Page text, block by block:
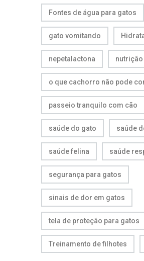
Fontes de água para gatos
gato vomitando
nepetalactona nutrição
o que cachorro não pode
passeio tranquilo com cão
saúde do gato saúde
saúde felina saúde
segurança para gatos
sinais de dor em gatos
tela de proteção para gatos
Treinamento de filhotes